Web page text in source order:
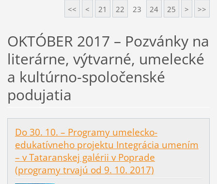
<< < 21 22 23 24 25 > >>
OKTÓBER 2017 – Pozvánky na
literárne, výtvarné, umelecké
a kultúrno-spoločenské
podujatia
Do 30. 10. – Programy umelecko-
edukatívneho projektu Integrácia umením
– v Tataranskej galérii v Poprade
(programy trvajú od 9. 10. 2017)